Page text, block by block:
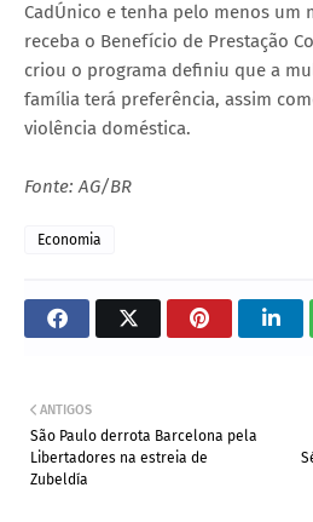
CadÚnico e tenha pelo menos um
receba o Benefício de Prestação
criou o programa definiu que a
família terá preferência, assim
violência doméstica.
Fonte: AG/BR
Economia
ANTIGOS
São Paulo derrota Barcelona pela
Libertadores na estreia de
Zubeldía